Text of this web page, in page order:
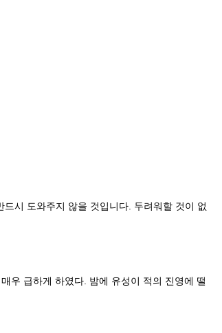
시 도와주지 않을 것입니다. 두려워할 것이 없
우 급하게 하였다. 밤에 유성이 적의 진영에 떨